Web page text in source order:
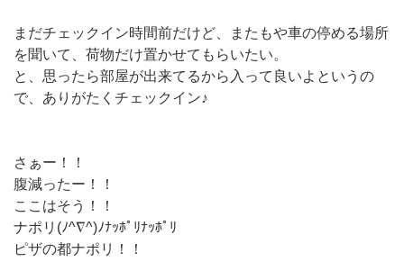
まだチェックイン時間前だけど、またもや車の停める場所
を聞いて、荷物だけ置かせてもらいたい。
と、思ったら部屋が出来てるから入って良いよというの
で、ありがたくチェックイン♪
さぁー！！
腹減ったー！！
ここはそう！！
ナポリ(ﾉ^∇^)ﾉﾅｯﾎﾟﾘﾅｯﾎﾟﾘ
ピザの都ナポリ！！